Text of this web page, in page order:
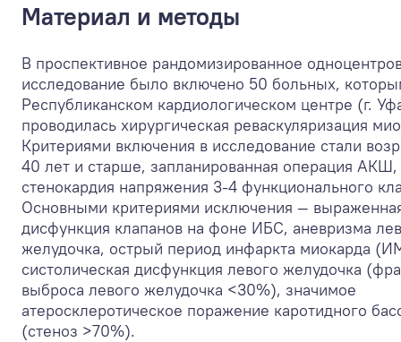
Материал и методы
В проспективное рандомизированное
исследование было включено 50 больных,
Республиканском кардиологическом центре (г.
проводилась хирургическая реваскуляризация
Критериями включения в исследование стали
40 лет и старше, запланированная операция АКШ,
стенокардия напряжения 3-4 функционального
Основными критериями исключения —
дисфункция клапанов на фоне ИБС, аневризма
желудочка, острый период инфаркта миокарда
систолическая дисфункция левого желудочка
выброса левого желудочка <30%), значимое
атеросклеротическое поражение каротидного
(стеноз >70%).